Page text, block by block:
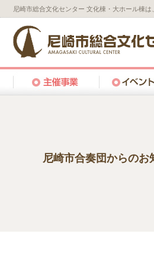
尼崎市総合文化センター 文化棟・大ホール棟
尼崎市合奏団からのお